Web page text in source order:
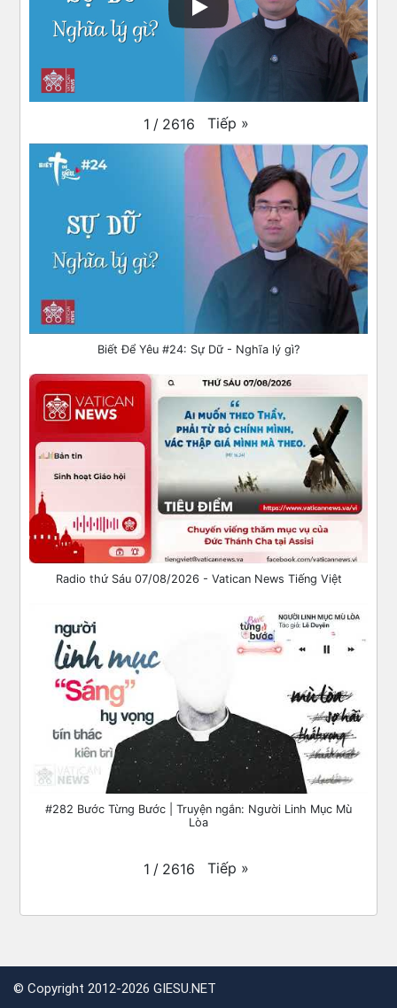
1 / 2616 Tiếp »
Biết Để Yêu #24: Sự Dữ - Nghĩa lý gì?
Radio thứ Sáu 07/08/2026 - Vatican News Tiếng Việt
#282 Bước Từng Bước | Truyện ngắn: Người Linh Mục Mù
Lòa
1 / 2616 Tiếp »
© Copyright 2012-2026 GIESU.NET